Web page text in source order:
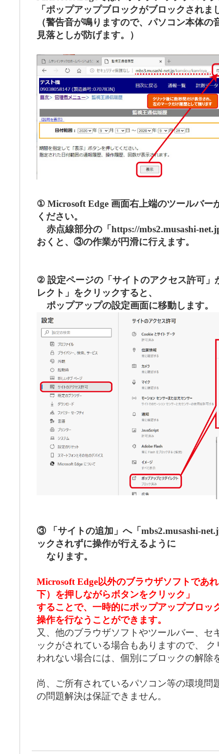
「ポップアップブロックがブロックされ
（警告音が鳴りますので、パソコン本体
見落としが防げます。）
① Microsoft Edge 画面右上端のツールバー
ください。
赤点線部分の「https://mbs2.musashi-
おくと、③の作業が円滑に行えます。
② 設定ページの「サイトのアクセス許可」
レクト」をクリックすると、
ポップアップの設定画面に移動します。
③ 「サイトの追加」へ「mbs2.musashi-
ックされずに操作が行えるように
なります。
Microsoft Edge以外のブラウザソフトであ
下）を押しながらボタンをクリック」
することで、一時的にポップアップブロッ
操作を行なうことができます。
又、他のブラウザソフトやツールバー、セ
ックがされている場合もありますので、
われない場合には、個別にブロックの解除
尚、ご所有されているパソコン等の環境問
の問題解決は保証できません。